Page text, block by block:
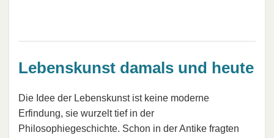
Lebenskunst damals und heute
Die Idee der Lebenskunst ist keine moderne
Erfindung, sie wurzelt tief in der
Philosophiegeschichte. Schon in der Antike fragten